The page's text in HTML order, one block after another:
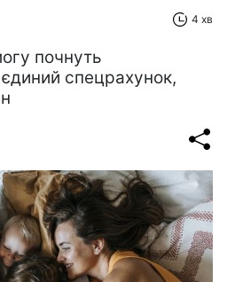
4 хв
почнуть
спецрахунок,